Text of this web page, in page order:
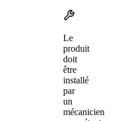
Le
produit
doit
être
installé
par
un
mécanicien